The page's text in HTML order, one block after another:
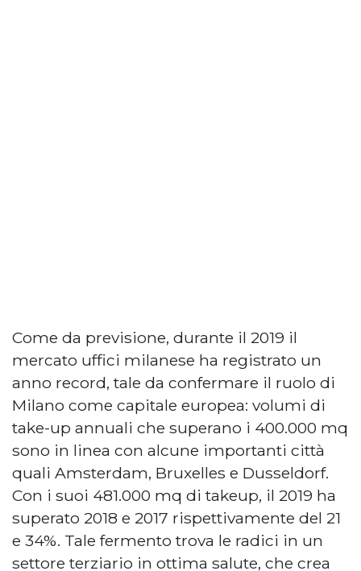
Come da previsione, durante il 2019 il
mercato uffici milanese ha registrato un
anno record, tale da confermare il ruolo di
Milano come capitale europea: volumi di
take-up annuali che superano i 400.000 mq
sono in linea con alcune importanti città
quali Amsterdam, Bruxelles e Dusseldorf.
Con i suoi 481.000 mq di takeup, il 2019 ha
superato 2018 e 2017 rispettivamente del 21
e 34%. Tale fermento trova le radici in un
settore terziario in ottima salute, che crea